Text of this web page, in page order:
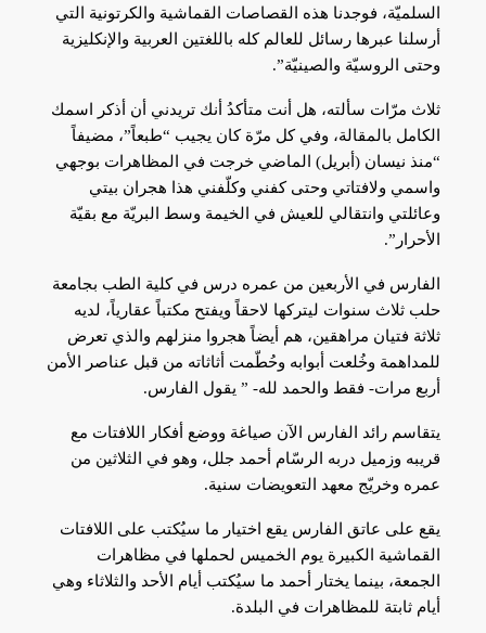
السلميّة، فوجدنا هذه القصاصات القماشية والكرتونية التي
أرسلنا عبرها رسائل للعالم كله باللغتين العربية والإنكليزية
وحتى الروسيّة والصينيّة”.
ثلاث مرّات سألته، هل أنت متأكدُ أنك تريدني أن أذكر اسمك
الكامل بالمقالة، وفي كل مرّة كان يجيب “طبعاً”، مضيفاً
“منذ نيسان (أبريل) الماضي خرجت في المظاهرات بوجهي
واسمي ولافتاتي وحتى كفني وكلّفني هذا هجران بيتي
وعائلتي وانتقالي للعيش في الخيمة وسط البريّة مع بقيّة
الأحرار”.
الفارس في الأربعين من عمره درس في كلية الطب بجامعة
حلب ثلاث سنوات ليتركها لاحقاً ويفتح مكتباً عقارياً، لديه
ثلاثة فتيان مراهقين، هم أيضاً هجروا منزلهم والذي تعرض
للمداهمة وخُلعت أبوابه وحُطّمت أثاثاته من قبل عناصر الأمن
أربع مرات- فقط والحمد لله- ” يقول الفارس.
يتقاسم رائد الفارس الآن صياغة ووضع أفكار اللافتات مع
قريبه وزميل دربه الرسّام أحمد جلل، وهو في الثلاثين من
عمره وخريّج معهد التعويضات سنية.
يقع على عاتق الفارس يقع اختيار ما سيُكتب على اللافتات
القماشية الكبيرة يوم الخميس لحملها في مظاهرات
الجمعة، بينما يختار أحمد ما سيُكتب أيام الأحد والثلاثاء وهي
أيام ثابتة للمظاهرات في البلدة.